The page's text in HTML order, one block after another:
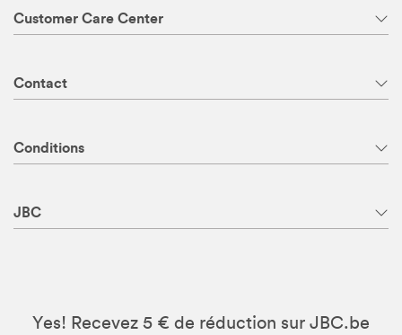
Customer Care Center
Contact
Conditions
JBC
Yes! Recevez 5 € de réduction sur JBC.be